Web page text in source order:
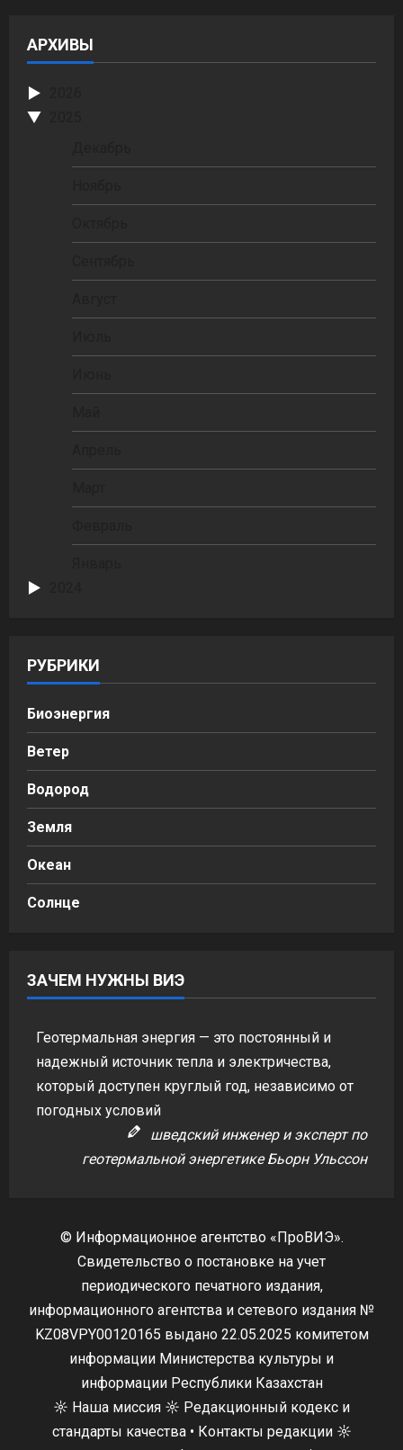
АРХИВЫ
РУБРИКИ
Биоэнергия
Ветер
Водород
Земля
Океан
Солнце
ЗАЧЕМ НУЖНЫ ВИЭ
Геотермальная энергия — это постоянный и
надежный источник тепла и электричества,
который доступен круглый год, независимо от
погодных условий
шведский инженер и эксперт по
геотермальной энергетике Бьорн Ульссон
© Информационное агентство «ПроВИЭ».
Свидетельство о постановке на учет
периодического печатного издания,
информационного агентства и сетевого издания №
KZ08VPY00120165 выдано 22.05.2025 комитетом
информации Министерства культуры и
информации Республики Казахстан
☼ Наша миссия ☼ Редакционный кодекс и
стандарты качества• Контакты редакции☼